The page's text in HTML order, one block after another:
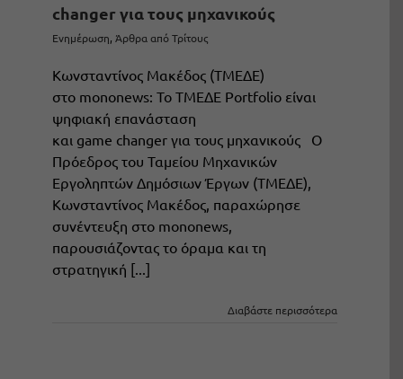
changer για τους μηχανικούς
Ενημέρωση, Άρθρα από Τρίτους
Kωνσταντίνος Μακέδος (ΤΜΕΔΕ)
στο mononews: Το ΤΜΕΔΕ Portfolio είναι
ψηφιακή επανάσταση
και game changer για τους μηχανικούς Ο
Πρόεδρος του Ταμείου Μηχανικών
Εργοληπτών Δημόσιων Έργων (ΤΜΕΔΕ),
Κωνσταντίνος Μακέδος, παραχώρησε
συνέντευξη στο mononews,
παρουσιάζοντας το όραμα και τη
στρατηγική [...]
Διαβάστε περισσότερα